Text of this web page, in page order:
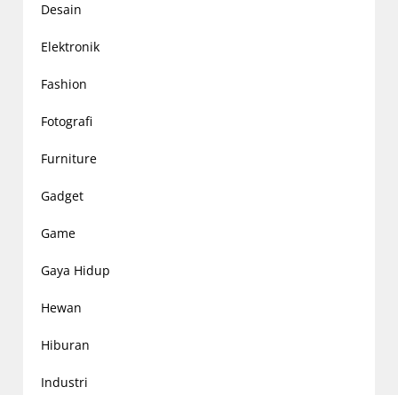
Desain
Elektronik
Fashion
Fotografi
Furniture
Gadget
Game
Gaya Hidup
Hewan
Hiburan
Industri